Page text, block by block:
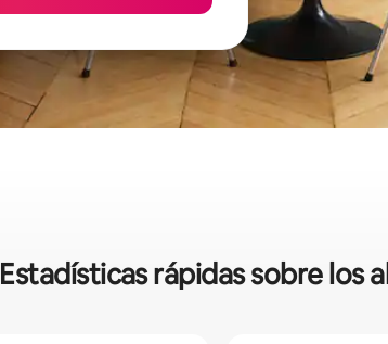
Estadísticas rápidas sobre los